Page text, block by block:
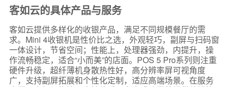
客如云的具体产品与服务
客如云提供多样化的收银产品，满足不同规模餐厅的需
求。Mini 4收银机是性价比之选，外观轻巧，副屏与扫码窗
一体设计，节省空间；性能上，处理器强劲，内提升，操
作流畅稳定，适合“小而美”的店面。POS 5 Pro系列则注重
硬件升级，超纤薄机身散热性好，高分辨率屏可视角度
广，支持副屏拓展和个性化定制，适应高端场景。在服务